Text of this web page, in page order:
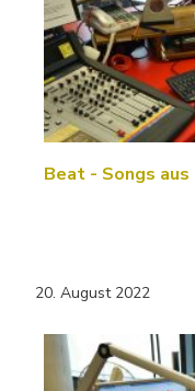
Beat - Songs
20. August 2022